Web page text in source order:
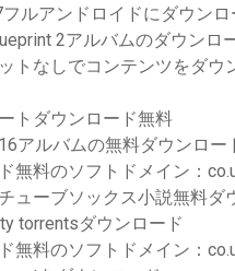
ルアンドロイドにダウンロ
2アルバムのダウンロ
トなしでコンテンツをダウ
トダウンロード無料
アルバムの無料ダウンロー
無料のソフトドメイン：
ューブソックス小説無料ダ
torrentsダウンロード
無料のソフトドメイン：